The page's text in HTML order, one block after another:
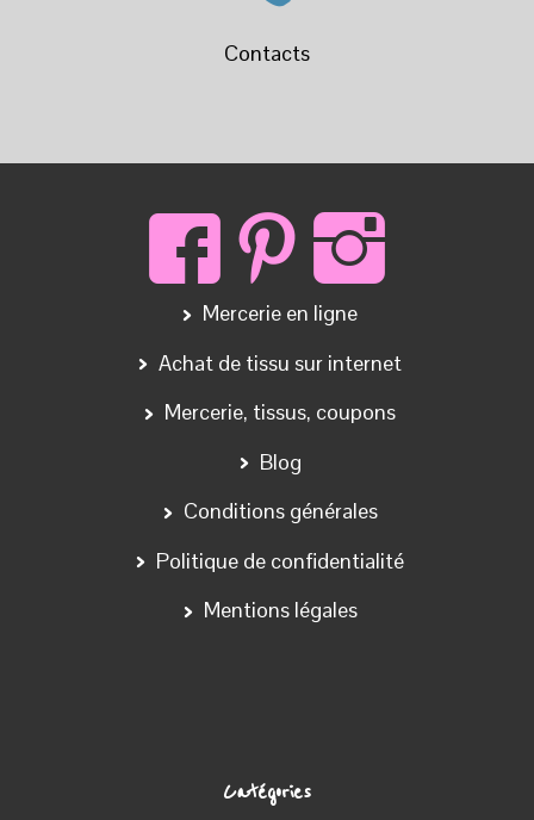
Contacts
Mercerie en ligne
Achat de tissu sur internet
Mercerie, tissus, coupons
Blog
Conditions générales
Politique de confidentialité
Mentions légales
Catégories